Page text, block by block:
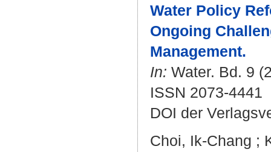
Water Policy
Ongoing
Management.
In: Water. Bd. 9
ISSN 2073-4441
DOI der
Choi, Ik-Chang ;